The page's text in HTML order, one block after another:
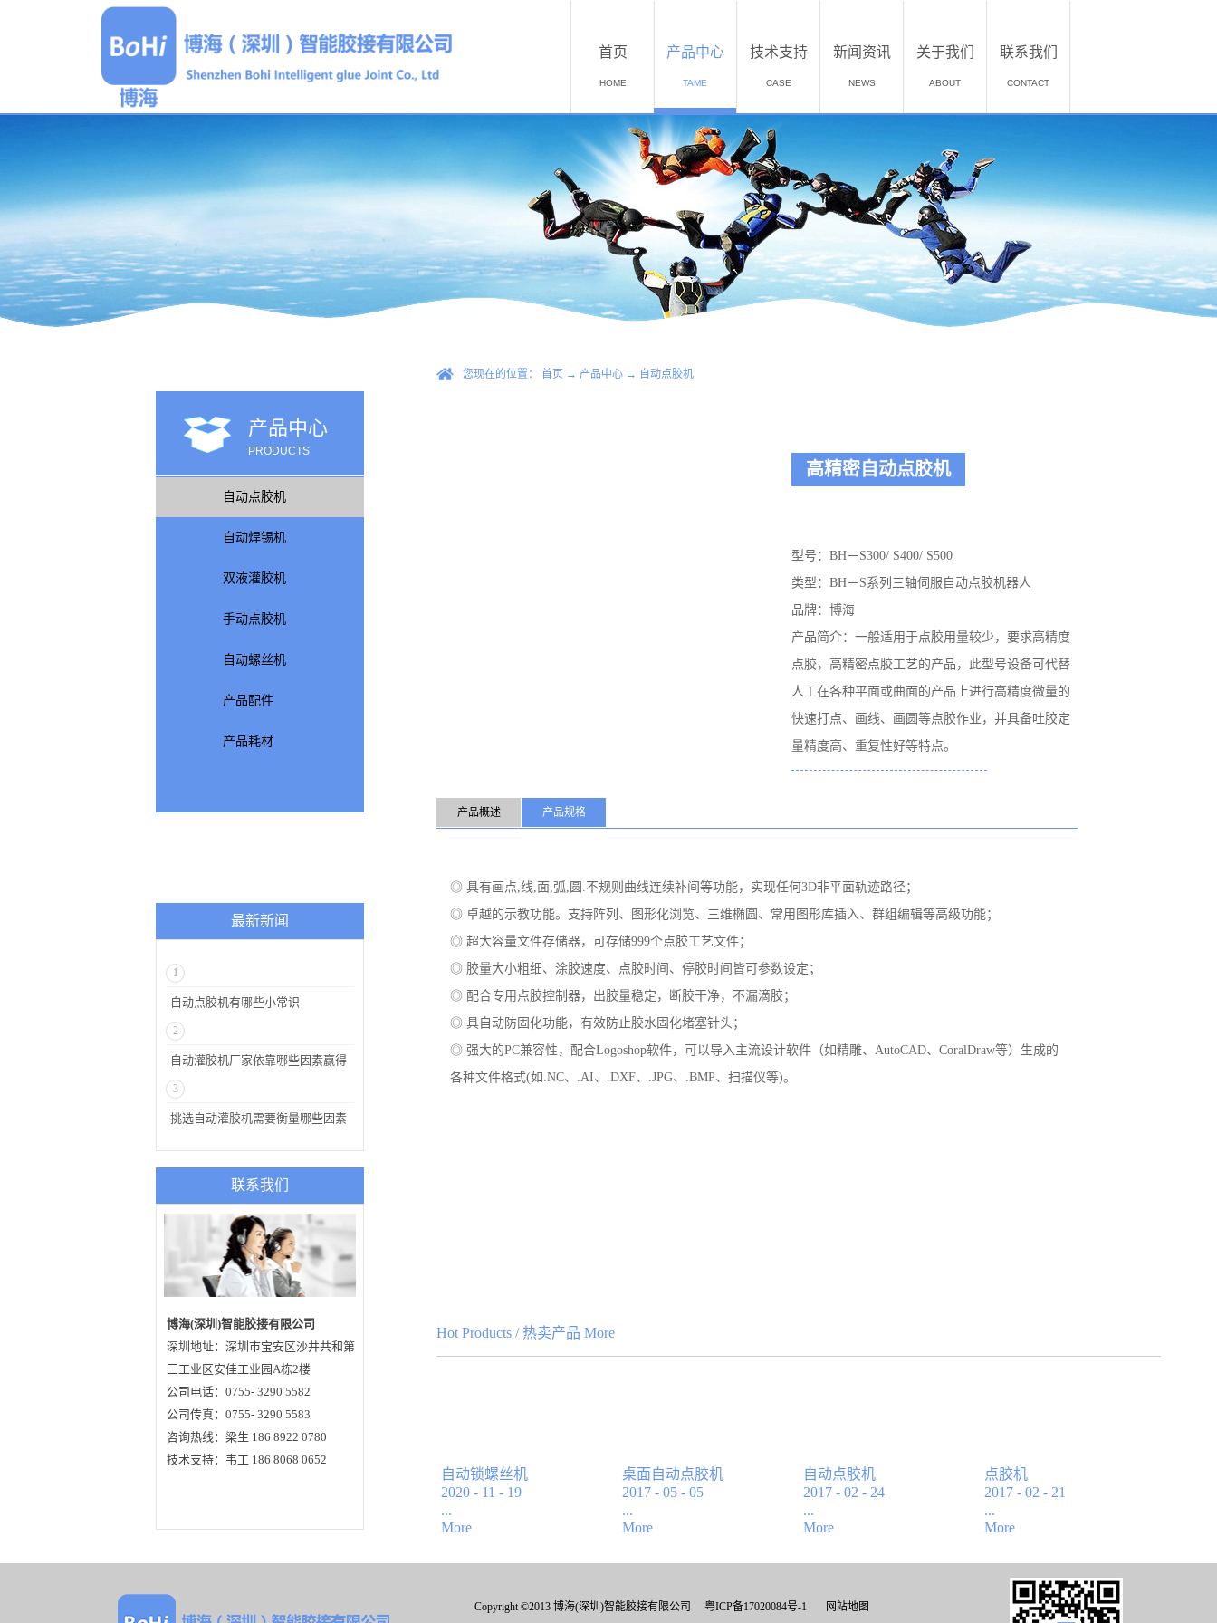
首页
HOME
产品中心
TAME
技术支持
CASE
新闻资讯
NEWS
关于我们
ABOUT
联系我们
CONTACT
产品中心
PRODUCTS
自动点胶机
自动焊锡机
双液灌胶机
手动点胶机
自动螺丝机
产品配件
产品耗材
最新新闻
1
自动点胶机有哪些小常识
2
自动灌胶机厂家依靠哪些因素赢得
了用户的信任
3
挑选自动灌胶机需要衡量哪些因素
联系我们
博海(深圳)智能胶接有限公司
深圳地址：深圳市宝安区沙井共和第
三工业区安佳工业园A栋2楼
公司电话：0755- 3290 5582
公司传真：0755- 3290 5583
咨询热线：梁生 186 8922 0780
技术支持：韦工 186 8068 0652
您现在的位置： 首页 → 产品中心 → 自动点胶机
高精密自动点胶机
型号：BH－S300/ S400/ S500
类型：BH－S系列三轴伺服自动点胶机器人
品牌：博海
产品简介：一般适用于点胶用量较少，要求高精度
点胶，高精密点胶工艺的产品，此型号设备可代替
人工在各种平面或曲面的产品上进行高精度微量的
快速打点、画线、画圆等点胶作业，并具备吐胶定
量精度高、重复性好等特点。
产品概述 产品规格
◎ 具有画点,线,面,弧,圆.不规则曲线连续补间等功能，实现任何3D非平面轨迹路径；
◎ 卓越的示教功能。支持阵列、图形化浏览、三维椭圆、常用图形库插入、群组编辑等高级功能；
◎ 超大容量文件存储器，可存储999个点胶工艺文件；
◎ 胶量大小粗细、涂胶速度、点胶时间、停胶时间皆可参数设定；
◎ 配合专用点胶控制器，出胶量稳定，断胶干净，不漏滴胶；
◎ 具自动防固化功能，有效防止胶水固化堵塞针头；
◎ 强大的PC兼容性，配合Logoshop软件，可以导入主流设计软件（如精雕、AutoCAD、CoralDraw等）生成的
各种文件格式(如.NC、.AI、.DXF、.JPG、.BMP、扫描仪等)。
Hot Products / 热卖产品 More
自动锁螺丝机
2020 - 11 - 19
...
自动锁螺丝机性
晶屏操作，编程方
More
桌面自动点胶机
2017 - 05 - 05
...
性能特点:◎ 中文手
编程方便，易学易
More
自动点胶机
2017 - 02 - 24
...
性能特点:◎ 中文手
编程方便，易学易
More
点胶机
2017 - 02 - 21
...
◎ 中文手持式液晶
屏操作，编程方
便，易学易懂；◎
具有画点,线,面,弧,
More
Copyright ©2013 博海(深圳)智能胶接有限公司 粤ICP备17020084号-1 网站地图